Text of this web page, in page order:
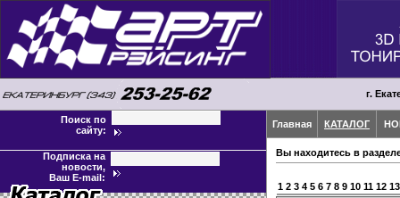
г.
Поиск по
сайту:
Подписка на
новости,
Ваш E-mail:
Главная КАТАЛОГ
Вы находитесь в
1 2 3 4 5 6 7 8 9 10 11 12 13